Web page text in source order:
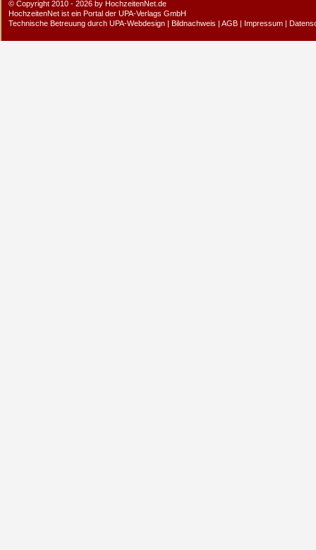
© Copyright 2010 - 2026 by HochzeitenNet.de
HochzeitenNet ist ein Portal der UPA-Verlags GmbH
Technische Betreuung durch UPA-Webdesign | Bildnachweis | AGB | Impressum |